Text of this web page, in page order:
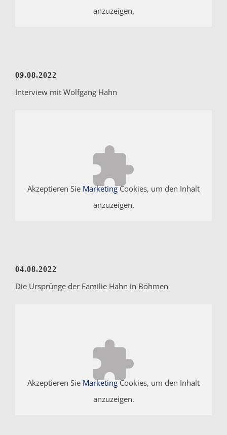
anzuzeigen.
09.08.2022
Interview mit Wolfgang Hahn
Akzeptieren Sie MarketingCookies, um den Inhalt
anzuzeigen.
04.08.2022
Die Ursprünge der Familie Hahn in Böhmen
Akzeptieren Sie MarketingCookies, um den Inhalt
anzuzeigen.